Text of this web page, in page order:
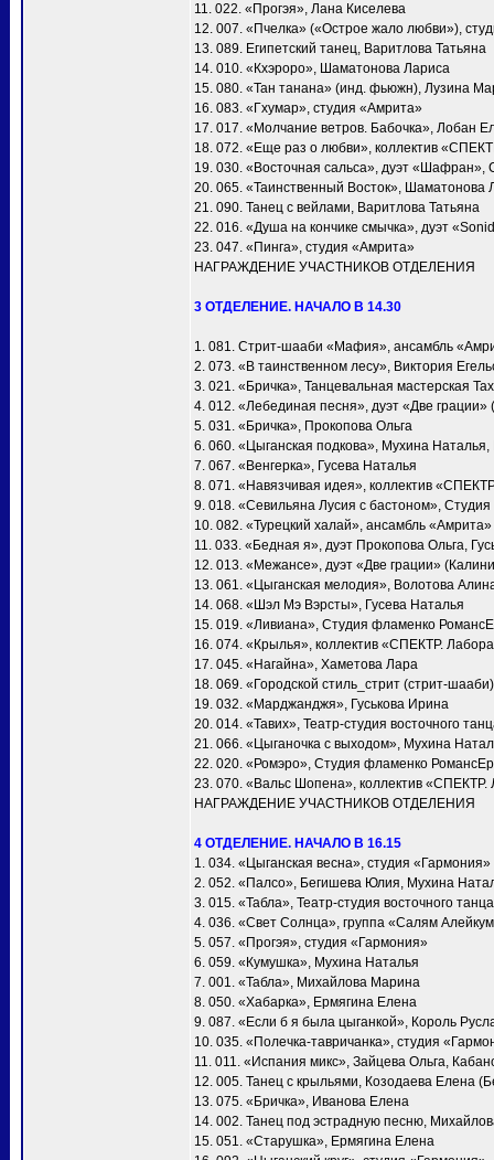
11. 022. «Прогэя», Лана Киселева
12. 007. «Пчелка» («Острое жало любви»),
13. 089. Египетский танец, Варитлова Татьяна
14. 010. «Кхэроро», Шаматонова Лариса
15. 080. «Тан танана» (инд. фьюжн), Лузина
16. 083. «Гхумар», студия «Амрита»
17. 017. «Молчание ветров. Бабочка», Лобан
18. 072. «Еще раз о любви», коллектив
19. 030. «Восточная сальса», дуэт
20. 065. «Таинственный Восток», Шаматонова
21. 090. Танец с вейлами, Варитлова Татьяна
22. 016. «Душа на кончике смычка», дуэт
23. 047. «Пинга», студия «Амрита»
НАГРАЖДЕНИЕ УЧАСТНИКОВ ОТДЕЛЕНИЯ
3 ОТДЕЛЕНИЕ. НАЧАЛО В 14.30
1. 081. Стрит-шааби «Мафия», ансамбль
2. 073. «В таинственном лесу», Виктория
3. 021. «Бричка», Танцевальная мастерская
4. 012. «Лебединая песня», дуэт «Две
5. 031. «Бричка», Прокопова Ольга
6. 060. «Цыганская подкова», Мухина
7. 067. «Венгерка», Гусева Наталья
8. 071. «Навязчивая идея», коллектив
9. 018. «Севильяна Лусия с бастоном»,
10. 082. «Турецкий халай», ансамбль «Амрита»
11. 033. «Бедная я», дуэт Прокопова Ольга,
12. 013. «Межансе», дуэт «Две грации»
13. 061. «Цыганская мелодия», Волотова
14. 068. «Шэл Мэ Вэрсты», Гусева Наталья
15. 019. «Ливиана», Студия фламенко
16. 074. «Крылья», коллектив «СПЕКТР.
17. 045. «Нагайна», Хаметова Лара
18. 069. «Городской стиль_стрит (стрит-
19. 032. «Марджанджя», Гуськова Ирина
20. 014. «Тавих», Театр-студия восточного
21. 066. «Цыганочка с выходом», Мухина
22. 020. «Ромэро», Студия фламенко
23. 070. «Вальс Шопена», коллектив «СПЕКТР.
НАГРАЖДЕНИЕ УЧАСТНИКОВ ОТДЕЛЕНИЯ
4 ОТДЕЛЕНИЕ. НАЧАЛО В 16.15
1. 034. «Цыганская весна», студия «Гармония»
2. 052. «Палсо», Бегишева Юлия, Мухина
3. 015. «Табла», Театр-студия восточного
4. 036. «Свет Солнца», группа «Салям
5. 057. «Прогэя», студия «Гармония»
6. 059. «Кумушка», Мухина Наталья
7. 001. «Taбла», Михайлова Марина
8. 050. «Хабарка», Ермягина Елена
9. 087. «Если б я была цыганкой», Король
10. 035. «Полечка-тавричанка», студия
11. 011. «Испания микс», Зайцева Ольга,
12. 005. Танец с крыльями, Козодаева Елена
13. 075. «Бричка», Иванова Елена
14. 002. Танец под эстрадную песню,
15. 051. «Старушка», Ермягина Елена